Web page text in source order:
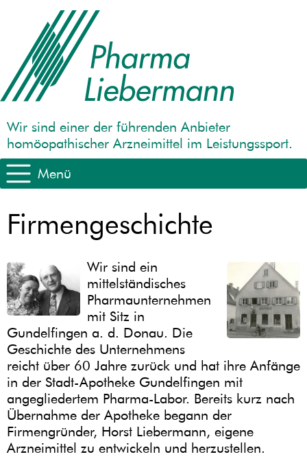
Wir sind einer der führenden Anbieter
homöopathischer Arzneimittel im Leistungssport.
Menü
Firmengeschichte
Wir sind ein
mittelständisches
Pharmaunternehmen
mit Sitz in
Gundelfingen a. d. Donau. Die
Geschichte des Unternehmens
reicht über 60 Jahre zurück und hat ihre Anfänge
in der Stadt-Apotheke Gundelfingen mit
angegliedertem Pharma-Labor. Bereits kurz nach
Übernahme der Apotheke begann der
Firmengründer, Horst Liebermann, eigene
Arzneimittel zu entwickeln und herzustellen.